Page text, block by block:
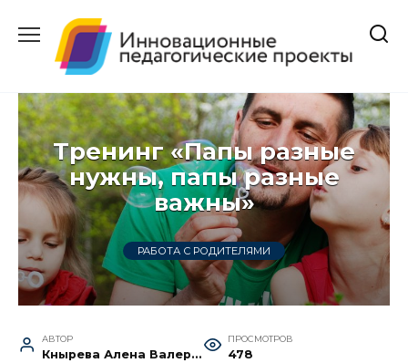
содержанию
Тренинг «Папы разные
нужны, папы разные
важны»
РАБОТА С РОДИТЕЛЯМИ
АВТОР
Кнырева Алена Валерьевна
ПРОСМОТРОВ
478